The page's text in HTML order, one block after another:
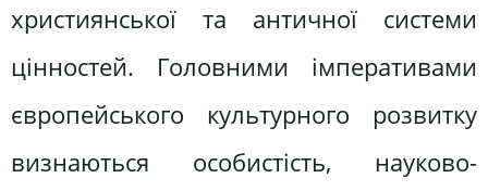
християнської та античної системи
цінностей. Головними імперативами
європейського культурного розвитку
визнаються особистість, науково-